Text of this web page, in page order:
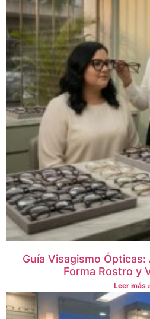
Guía Visagismo
Forma Rostro y
Leer más